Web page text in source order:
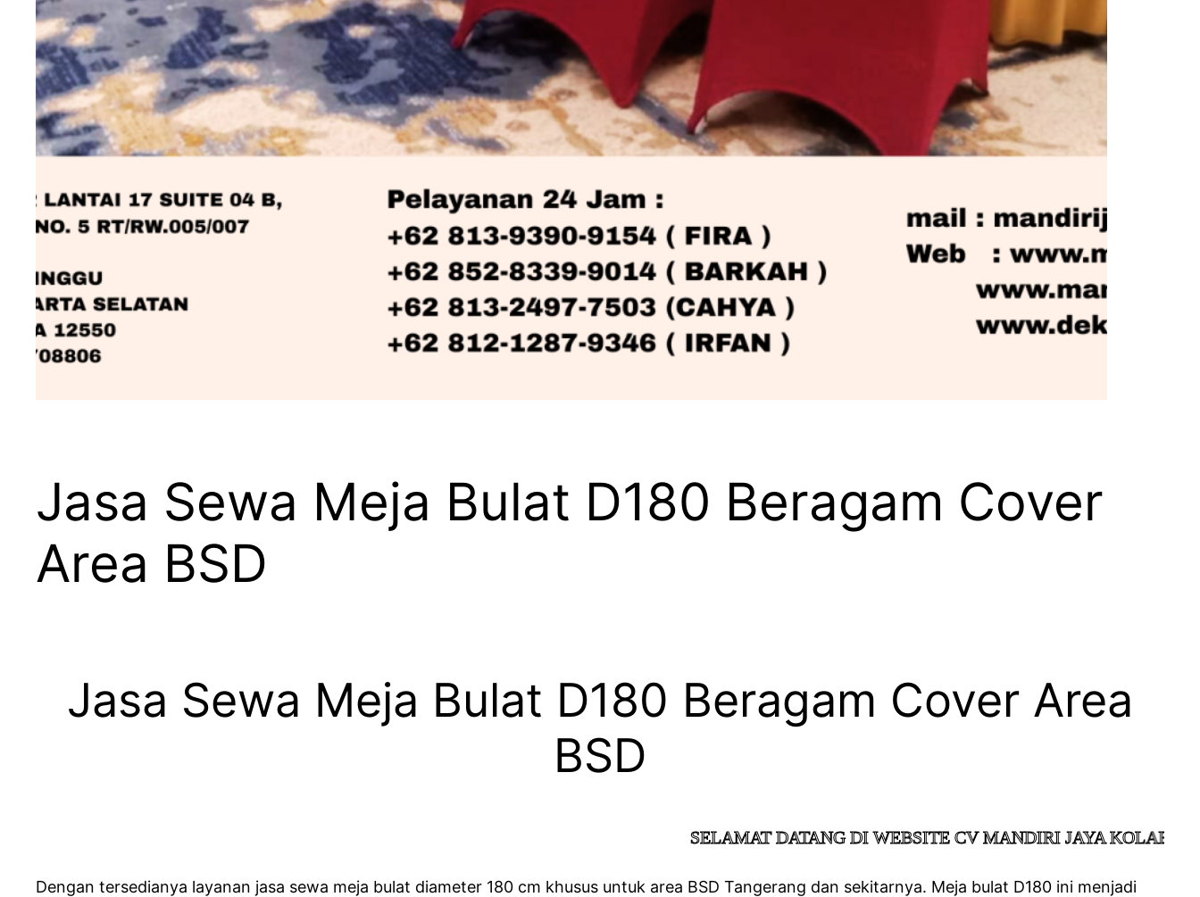
Jasa Sewa Meja Bulat D180 Beragam Cover
Area BSD
Jasa Sewa Meja Bulat D180 Beragam Cover Area
BSD
SELAMAT DATANG DI WEBSITE CV MANDIRI JAYA KOLABORASI
Dengan tersedianya layanan jasa sewa meja bulat diameter 180 cm khusus untuk area BSD Tangerang dan sekitarnya. Meja bulat D180 ini menjadi